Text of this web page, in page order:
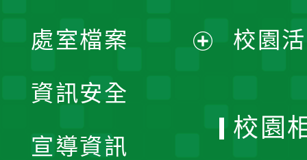
單
處室檔案
資訊安全
宣導資訊
校園
校園